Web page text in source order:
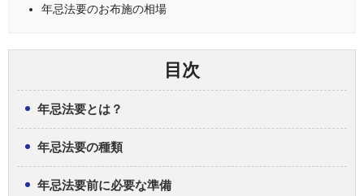
年忌法要のお布施の相場
目次
年忌法要とは？
年忌法要の種類
年忌法要前に必要な準備